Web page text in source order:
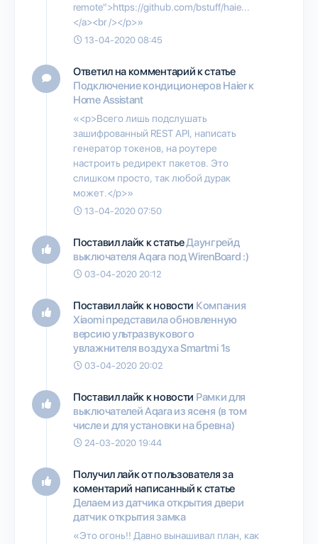
remote">https://github.com/bstuff/haie...
</a><br /></p>»
13-04-2020 08:45
Ответил на комментарий к статье
Подключение кондиционеров Haier к
Home Assistant
«<p>Всего лишь подслушать
зашифрованный REST API, написать
генератор токенов, на роутере
настроить редирект пакетов. Это
слишком просто, так любой дурак
может.</p>»
13-04-2020 07:50
Поставил лайк к статьеДаунгрейд
выключателя Aqara под WirenBoard :)
03-04-2020 20:12
Поставил лайк к новости Компания
Xiaomi представила обновленную
версию ультразвукового
увлажнителя воздуха Smartmi 1s
03-04-2020 20:02
Поставил лайк к новости Рамки для
выключателей Aqara из ясеня (в том
числе и для установки на бревна)
24-03-2020 19:44
Получил лайк от пользователяза
коментарий написанный к статье
Делаем из датчика открытия двери
датчик открытия замка
«Это огонь!! Давно вынашивал план, как